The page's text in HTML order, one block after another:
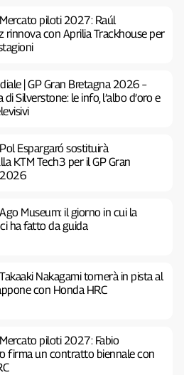
piloti 2027: Raúl
rinnova con Aprilia Trackhouse per
| GP Gran Bretagna 2026 –
Silverstone: le info, l’albo d’oro e
Espargaró sostituirà
KTM Tech3 per il GP Gran
Museum: il giorno in cui la
ha fatto da guida
Nakagami tornerà in pista al
con Honda HRC
piloti 2027: Fabio
firma un contratto biennale con